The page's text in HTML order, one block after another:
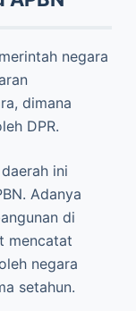
negara
dimana
DPR.
ini
Adanya
di
mencatat
negara
setahun.